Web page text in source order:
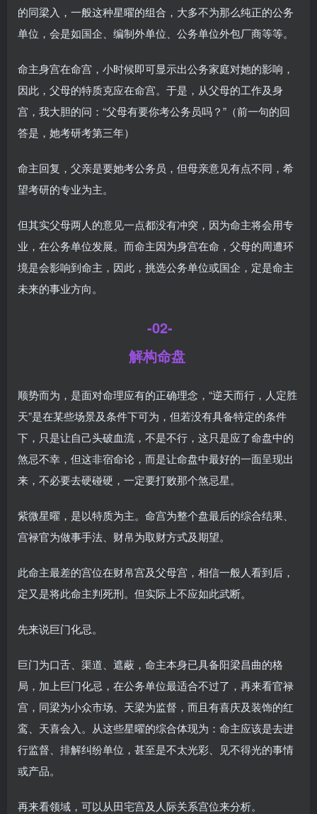
的同梁入，一般这种星曜的组合，大多不为那么纯正的公务
单位，会是如国企、编制外单位、公务单位外包厂商等等。
命主身宫在命宫，小时候即可显示出公务家庭对她的影响，
因此，父母的特质克应在命宫。于是，从父母的工作及身
宫，我大胆的问：“父母有要你考公务员吗？”（前一句的回
答是，她考研考第三年）
命主回复，父亲是要她考公务员，但母亲意见有点不同，希
望考研的专业为主。
但其实父母两人的意见一点都没有冲突，因为命主将会用专
业，在公务单位发展。而命主因为身宫在命，父母的周遭环
境是会影响到命主，因此，挑选公务单位或国企，定是命主
未来的事业方向。
-02-
解构命盘
顺势而为，是面对命理应有的正确理念，“逆天而行，人定胜
天”是在某些场景及条件下可为，但若没有具备特定的条件
下，只是让自己头破血流，不是不行，这只是应了命盘中的
煞忌不幸，但这非宿命论，而是让命盘中最好的一面呈现出
来，不必要去硬碰硬，一定要打败那个煞忌星。
紫微星曜，是以特质为主。命宫为整个盘最后的综合结果、
宫禄官为做事手法、财帛为取财方式及期望。
此命主最差的宫位在财帛宫及父母宫，相信一般人看到后，
定又是将此命主判死刑。但实际上不应如此武断。
先来说巨门化忌。
巨门为口舌、渠道、遮蔽，命主本身已具备阳梁昌曲的格
局，加上巨门化忌，在公务单位最适合不过了，再来看官禄
宫，同梁为小众市场、天梁为监督，而且有喜庆及装饰的红
鸾、天喜会入。从这些星曜的综合体现为：命主应该是去进
行监督、排解纠纷单位，甚至是不太光彩、见不得光的事情
或产品。
再来看领域，可以从田宅宫及人际关系宫位来分析。